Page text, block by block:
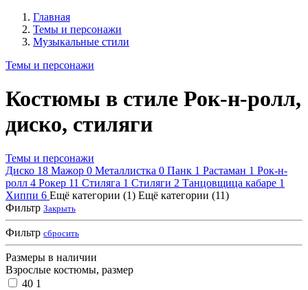
Главная
Темы и персонажи
Музыкальные стили
Темы и персонажи
Костюмы в стиле Рок-н-ролл,
диско, стиляги
Темы и персонажи
Диско 18 Мажор 0 Металлистка 0 Панк 1 Растаман 1 Рок-н-
ролл 4 Рокер 11 Стиляга 1 Стиляги 2 Танцовщица кабаре 1
Хиппи 6 Ещё категории (1) Ещё категории (11)
Фильтр Закрыть
Фильтр сбросить
Размеры в наличии
Взрослые костюмы, размер
40 1